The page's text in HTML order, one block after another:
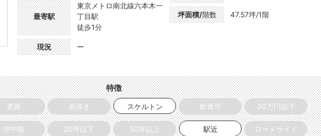
最寄駅
東京メトロ南北線六本木一
丁目駅
徒歩1分
現況 ー
坪面積/階数 47.57坪/1階
特徴
更新 居抜き スケルトン 飲食可 30万円以下
空中階 20坪以下 50坪以上 駅近 ロードサイド